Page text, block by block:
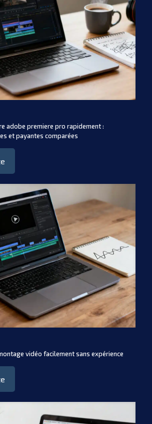
adobe premiere pro rapidement :
et payantes comparées
vidéo facilement sans expérience